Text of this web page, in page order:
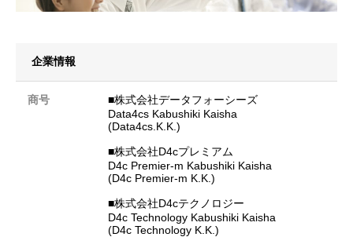
企業情報
商号
■株式会社データフォーシーズ
Data4cs Kabushiki Kaisha
(Data4cs.K.K.)
■株式会社D4cプレミアム
D4c Premier-m Kabushiki Kaisha
(D4c Premier-m K.K.)
■株式会社D4cテクノロジー
D4c Technology Kabushiki Kaisha
(D4c Technology K.K.)